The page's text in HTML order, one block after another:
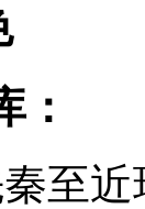
：
至